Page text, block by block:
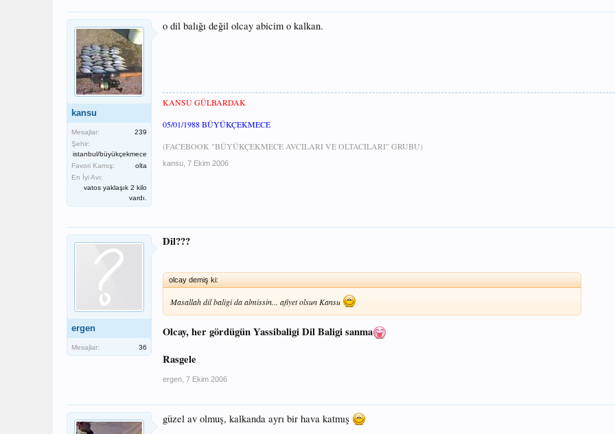
kansu
Mesajlar:
239
Şehir:
istanbul/büyükçekmece
Favori Kamış:
olta
En İyi Avı:
vatos yaklaşık 2 kilo
vardı.
o dil balığı değil olcay abicim o kalkan.
KANSU GÜLBARDAK
05/01/1988 BÜYÜKÇEKMECE
(FACEBOOK "BÜYÜKÇEKMECE AVCILARI VE OLTACILARI" GRUBU)
kansu 7 Ekim 2006
ergen
Mesajlar: 36
Dil???
olcay demiş ki:
Masallah dil baligi da almissin... afiyet olsun Kansu
Olcay, her gördügün Yassibaligi Dil Baligi sanma
Rasgele
ergen 7 Ekim 2006
güzel av olmuş, kalkanda ayrı bir hava katmış